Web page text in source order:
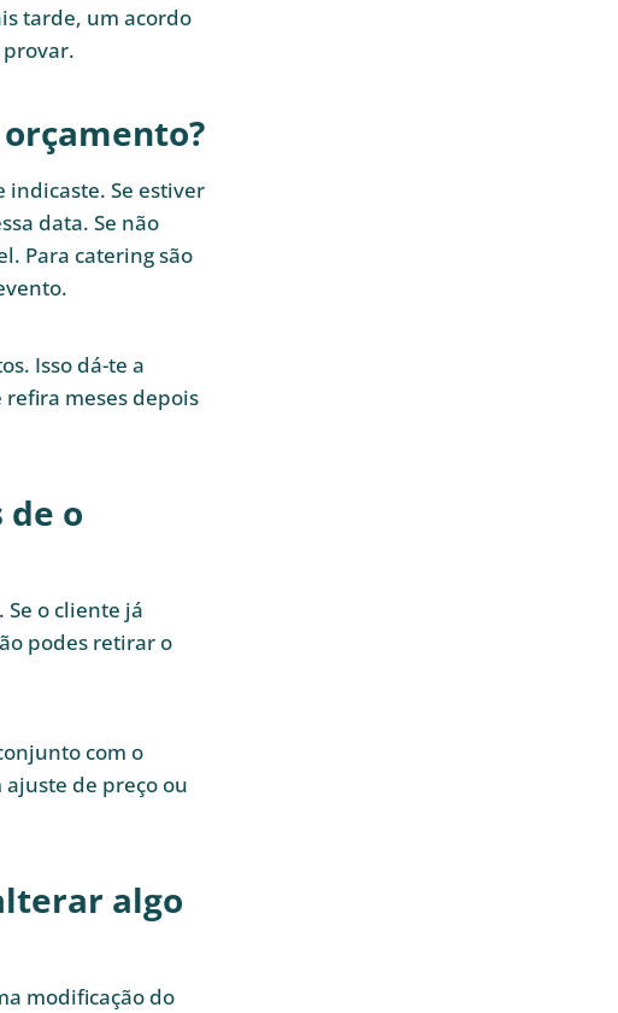
tarde, um acordo
Se estiver
data. Se não
Para catering são
Isso dá-te a
meses depois
o
o cliente já
podes retirar o
com o
de preço ou
algo
modificação do